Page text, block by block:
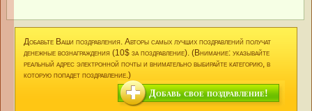
Добавьте Ваши поздравления. Авторы самых лучших поздравлений получат
денежные вознаграждения (10$ за поздравление). (Внимание: указывайте
реальный адрес электронной почты и внимательно выбирайте категорию, в
которую попадет поздравление.)
Добавь свое поздравление!